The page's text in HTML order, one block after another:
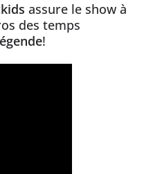
assure le show à
des temps
!